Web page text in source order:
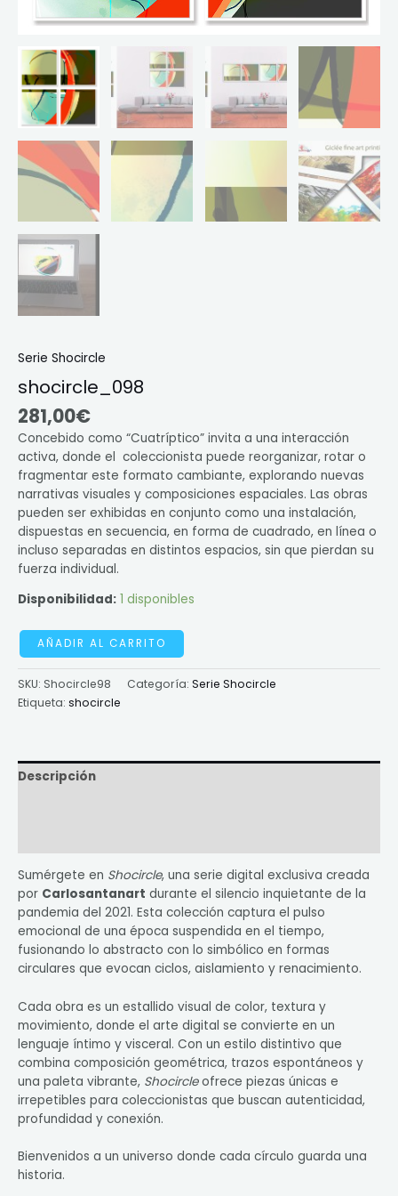
Serie Shocircle
shocircle_098
281,00€
Concebido como “Cuatríptico” invita a una interacción
activa, donde el coleccionista puede reorganizar, rotar o
fragmentar este formato cambiante, explorando nuevas
narrativas visuales y composiciones espaciales. Las obras
pueden ser exhibidas en conjunto como una instalación,
dispuestas en secuencia, en forma de cuadrado, en línea o
incluso separadas en distintos espacios, sin que pierdan su
fuerza individual.
Disponibilidad: 1 disponibles
AÑADIR AL CARRITO
SKU: Shocircle98 Categoría: Serie Shocircle
Etiqueta: shocircle
Descripción
Sumérgete en Shocircle, una serie digital exclusiva creada
por Carlosantanart durante el silencio inquietante de la
pandemia del 2021. Esta colección captura el pulso
emocional de una época suspendida en el tiempo,
fusionando lo abstracto con lo simbólico en formas
circulares que evocan ciclos, aislamiento y renacimiento.
Cada obra es un estallido visual de color, textura y
movimiento, donde el arte digital se convierte en un
lenguaje íntimo y visceral. Con un estilo distintivo que
combina composición geométrica, trazos espontáneos y
una paleta vibrante, Shocircleofrece piezas únicas e
irrepetibles para coleccionistas que buscan autenticidad,
profundidad y conexión.
Bienvenidos a un universo donde cada círculo guarda una
historia.